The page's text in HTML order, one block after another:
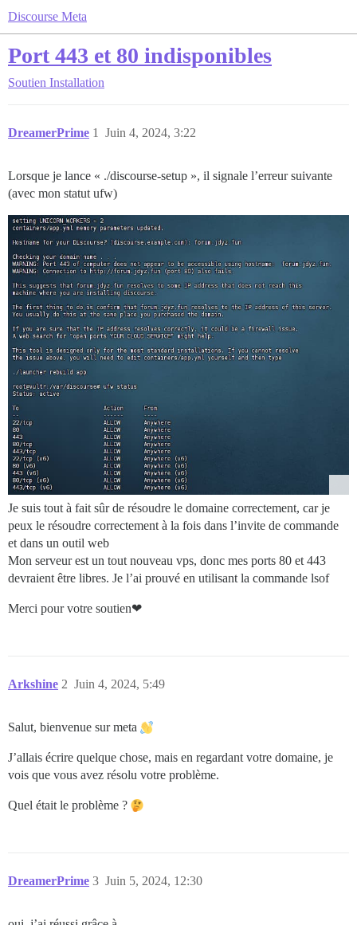
Discourse Meta
Port 443 et 80 indisponibles
Soutien Installation
DreamerPrime Juin 4, 2024, 3:22
1
Lorsque je lance « ./discourse-setup », il signale l’erreur suivante
(avec mon statut ufw)
Je suis tout à fait sûr de résoudre le domaine correctement, car je
peux le résoudre correctement à la fois dans l’invite de commande
et dans un outil web
Mon serveur est un tout nouveau vps, donc mes ports 80 et 443
devraient être libres. Je l’ai prouvé en utilisant la commande lsof
Merci pour votre soutien❤
Arkshine Juin 4, 2024, 5:49
2
Salut, bienvenue sur meta
J’allais écrire quelque chose, mais en regardant votre domaine, je
vois que vous avez résolu votre problème.
Quel était le problème ?
DreamerPrime Juin 5, 2024, 12:30
3